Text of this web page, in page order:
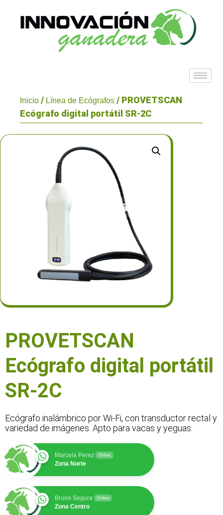
Inicio / Línea de Ecógrafos / PROVETSCAN
Ecógrafo digital portátil SR-2C
PROVETSCAN
Ecógrafo digital portátil
SR-2C
Ecógrafo inalámbrico por Wi-Fi, con transductor rectal y
variedad de imágenes. Apto para vacas y yeguas.
Marcela Perez Online
Zona Norte
Bruno Segura Online
Zona Centro